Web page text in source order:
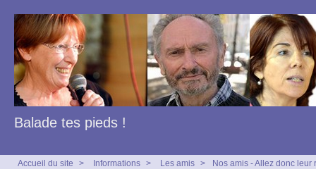
Balade tes pieds !
Accueil du site > Informations > Les amis > Nos amis - Allez donc leur